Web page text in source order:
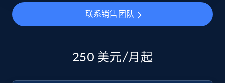
URL, Product id, Title, Seller name, Seller rating,
Seller reviews, Breadcrumbs, Root category, and
more.
359+ 立即开始
联系销售团队
250 美元/月起